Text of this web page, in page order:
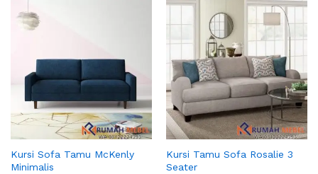
Kursi Sofa Tamu McKenly
Minimalis
Kursi Tamu Sofa Rosalie 3
Seater